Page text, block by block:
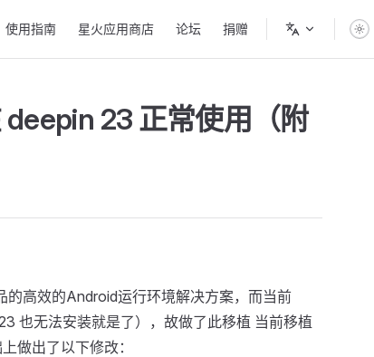
使用指南 星火应用商店 论坛 捐赠
23 正常使用（附
高效的Android运行环境解决方案，而当前
也无法安装就是了），故做了此移植 当前移植
做出了以下修改：